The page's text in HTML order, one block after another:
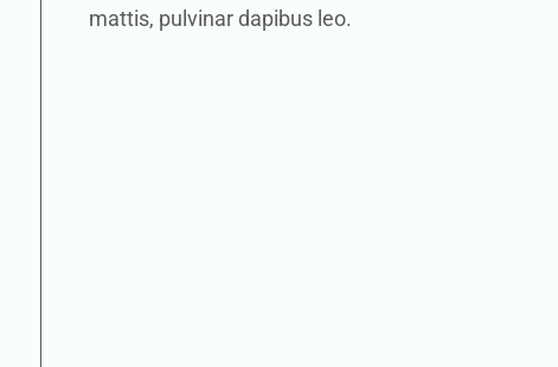
mattis, pulvinar dapibus leo.